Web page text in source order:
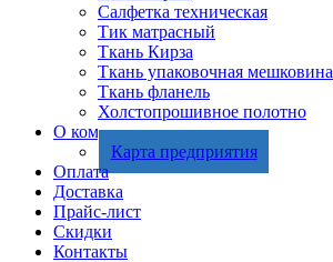
Салфетка техническая
Тик матрасный
Ткань Кирза
Ткань упаковочная мешковина
Ткань фланель
Холстопрошивное полотно
О компании
Карта предприятия
Оплата
Доставка
Прайс-лист
Скидки
Контакты